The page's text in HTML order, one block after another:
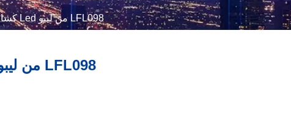
كشاف Led من ليبو LFL098
كشاف Led من ليبو LFL098